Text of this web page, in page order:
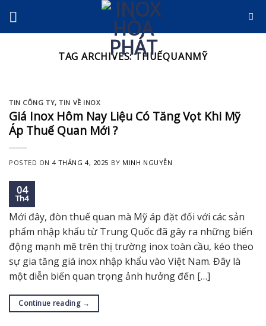
content
TAG ARCHIVES:THUẾQUANMỸ
TIN CÔNG TY,TIN VỀ INOX
Giá Inox Hôm Nay Liệu Có Tăng Vọt Khi Mỹ
Áp Thuế Quan Mới ?
POSTED ON 4 THÁNG 4, 2025 BY MINH NGUYỄN
04
Th4
Mới đây, đòn thuế quan mà Mỹ áp đặt đối với các sản
phẩm nhập khẩu từ Trung Quốc đã gây ra những biến
động mạnh mẽ trên thị trường inox toàn cầu, kéo theo
sự gia tăng giá inox nhập khẩu vào Việt Nam. Đây là
một diễn biến quan trọng ảnh hưởng đến […]
Continue reading →